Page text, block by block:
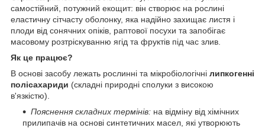
самостійний, потужний екощит: він створює на рослині
еластичну сітчасту оболонку, яка надійно захищає листя і
плоди від сонячних опіків, раптової посухи та запобігає
масовому розтріскуванню ягід та фруктів під час злив.
Як це працює?
В основі засобу лежать рослинні та мікробіологічні липкогенні
полісахариди (складні природні сполуки з високою
в'язкістю).
Пояснення складних термінів: на відміну від хімічних
прилипачів на основі синтетичних масел, які утворюють